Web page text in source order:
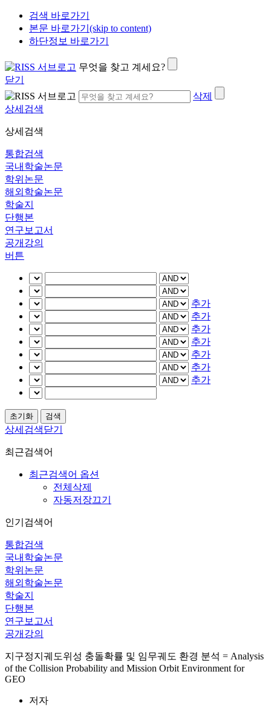
검색 바로가기
본문 바로가기(skip to content)
하단정보 바로가기
무엇을 찾고 계세요?
닫기
삭제
상세검색
상세검색
통합검색
국내학술논문
학위논문
해외학술논문
학술지
단행본
연구보고서
공개강의
버튼
추가
추가
추가
추가
추가
추가
추가
상세검색닫기
최근검색어
최근검색어 옵션
전체삭제
자동저장끄기
인기검색어
통합검색
국내학술논문
학위논문
해외학술논문
학술지
단행본
연구보고서
공개강의
지구정지궤도위성 충돌확률 및 임무궤도 환경 분석 = Analysis
of the Collision Probability and Mission Orbit Environment for
GEO
저자